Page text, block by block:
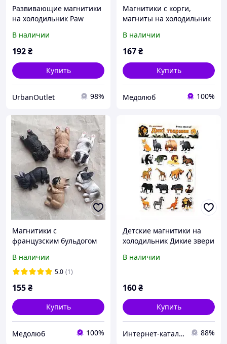
Развивающие магнитики
на холодильник Paw
приключения
79KP0C4707
В наличии
192₴
Купить
UrbanOutlet 98%
Магнитики с корги,
магниты на холодильник
на холодильник,
сувенирный магнит
В наличии
167₴
Купить
Медолюб 100%
Магнитики с
французским бульдогом
магнитик с собакой,
сувенирный магнитик
В наличии
5.0 (1)
155₴
Купить
Медолюб 100%
Детские магнитики на
холодильник Дикие звери
В наличии
160₴
Купить
Интер​н​ет-ка​талог ​с​​ки​док "iBag.ua" 88%